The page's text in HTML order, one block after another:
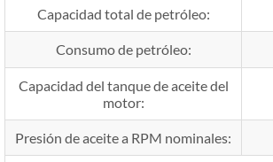
Capacidad total de petróleo:
Consumo de petróleo:
Capacidad del tanque de aceite del
motor:
Presión de aceite a RPM nominales: